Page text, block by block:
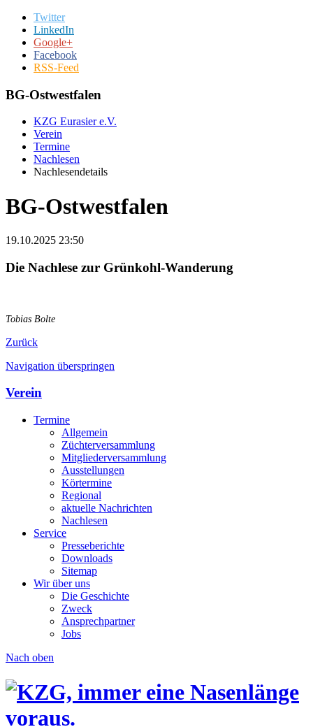
Twitter
LinkedIn
Google+
Facebook
RSS-Feed
BG-Ostwestfalen
KZG Eurasier e.V.
Verein
Termine
Nachlesen
Nachlesendetails
BG-Ostwestfalen
19.10.2025 23:50
Die Nachlese zur Grünkohl-Wanderung
Tobias Bolte
Zurück
Navigation überspringen
Verein
Termine
Allgemein
Züchterversammlung
Mitgliederversammlung
Ausstellungen
Körtermine
Regional
aktuelle Nachrichten
Nachlesen
Service
Presseberichte
Downloads
Sitemap
Wir über uns
Die Geschichte
Zweck
Ansprechpartner
Jobs
Nach oben